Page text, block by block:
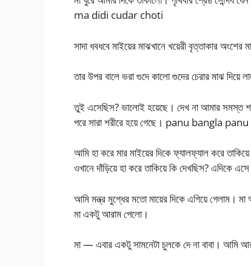
ma didi cudar choti
সাদা ধবধবে মাইয়ের মাঝখানে খয়েরী বৃত্তাকার
তার উপর বালে ভরা গুদে কালো গুদের চেরার মাঝ দিয়ে
তুই এসেছিস? ভালোই হয়েছে। দেখ না আমার সমস্ত
পরে সারা শরীরে হয়ে গেছে। panu bangla panu
আমি হা করে মার মাইয়ের দিকে ফ্যালফ্যাল করে
ওখানে দাঁড়িয়ে হা করে তাকিয়ে কি দেখছিস? এদিকে
আমি মন্ত্র মুগ্ধের মতো মায়ের দিকে এগিয়ে গেলাম।
মা একটু আরাম পেলো।
মা — এবার একটু সামনেটা চুলকে দে না বাবা। আমি